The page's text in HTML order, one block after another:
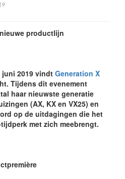
productlijn
2019 vindt Generation X
Tijdens dit evenement
haar nieuwste generatie
(AX, KX en VX25) en
op de uitdagingen die het
met zich meebrengt.